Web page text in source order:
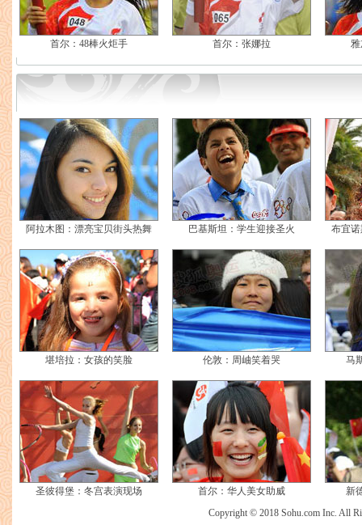
首尔：48棒火炬手 首尔：张娜拉 雅
阿拉木图：漂亮宝贝街头热舞 巴基斯坦：学生迎接圣火 布宜
堪培拉：女孩的笑脸 伦敦：周岫笑着哭 马
圣彼得堡：冬宫表演现场 首尔：华人美女助威
新
Copyright © 2018 Sohu.com Inc. All